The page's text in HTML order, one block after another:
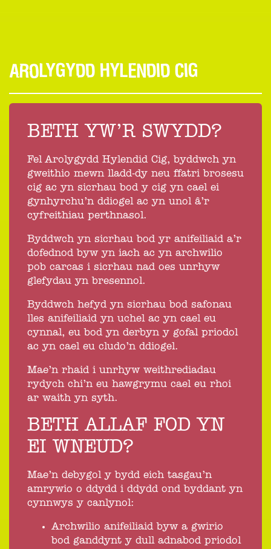
AROLYGYDD HYLENDID CIG
BETH YW’R SWYDD?
Fel Arolygydd Hylendid Cig, byddwch yn
gweithio mewn lladd-dy neu ffatri brosesu
cig ac yn sicrhau bod y cig yn cael ei
gynhyrchu’n ddiogel ac yn unol â’r
cyfreithiau perthnasol.
Byddwch yn sicrhau bod yr anifeiliaid a’r
dofednod byw yn iach ac yn archwilio
pob carcas i sicrhau nad oes unrhyw
glefydau yn bresennol.
Byddwch hefyd yn sicrhau bod safonau
lles anifeiliaid yn uchel ac yn cael eu
cynnal, eu bod yn derbyn y gofal priodol
ac yn cael eu cludo’n ddiogel.
Mae’n rhaid i unrhyw weithrediadau
rydych chi’n eu hawgrymu cael eu rhoi
ar waith yn syth.
BETH ALLAF FOD YN
EI WNEUD?
Mae’n debygol y bydd eich tasgau’n
amrywio o ddydd i ddydd ond byddant yn
cynnwys y canlynol:
Archwilio anifeiliaid byw a gwirio
bod ganddynt y dull adnabod priodol